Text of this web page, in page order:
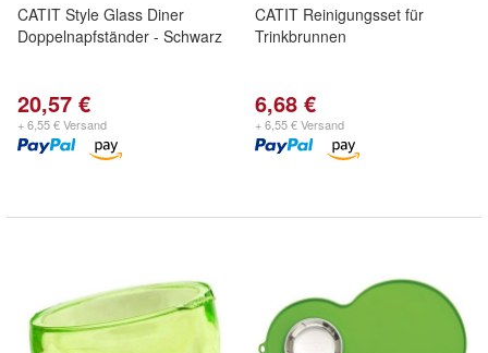
CATIT Style Glass Diner
Doppelnapfständer - Schwarz
20,57 €
+ 6,55 € Versand
CATIT Reinigungsset für
Trinkbrunnen
6,68 €
+ 6,55 € Versand